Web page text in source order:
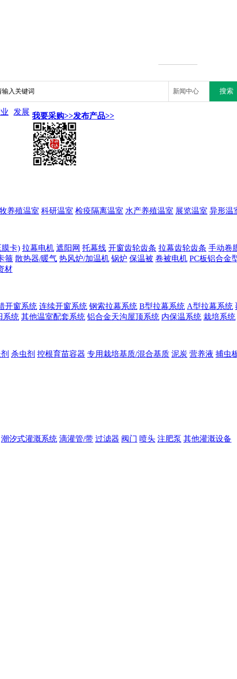
发展 我要采购>>发布产品>>
养殖温室 科研温室 检疫隔离温室 水产养殖温室 展览温室 异形温
膜卡) 拉幕电机 遮阳网 托幕线 开窗齿轮齿条 拉幕齿轮齿条 手动卷
箍 散热器/暖气 热风炉/加温机 锅炉 保温被 卷被电机 PC板铝合金
材
开窗系统 连续开窗系统 钢索拉幕系统 B型拉幕系统 A型拉幕系统
系统 其他温室配套系统 铝合金天沟屋顶系统 内保温系统 栽培系统
杀虫剂 控根育苗容器 专用栽培基质/混合基质 泥炭 营养液 捕虫
潮汐式灌溉系统 滴灌管/带 过滤器 阀门 喷头 注肥泵 其他灌溉设备